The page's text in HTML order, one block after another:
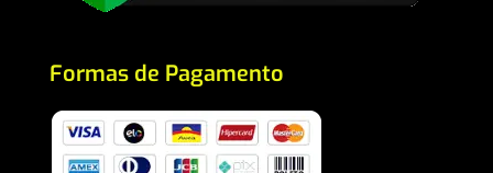
Formas de Pagamento